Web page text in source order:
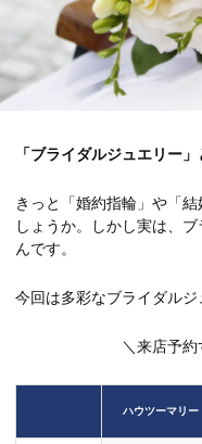
「ブライダルジュエリー
きっと「婚約指輪」や「
しょうか。しかし実は、
んです。
今回は多彩なブライダルジ
＼来店予
ハウツーマリー